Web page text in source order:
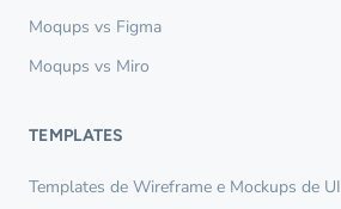
Moqups vs Figma
Moqups vs Miro
TEMPLATES
Templates de Wireframe e Mockups de UI